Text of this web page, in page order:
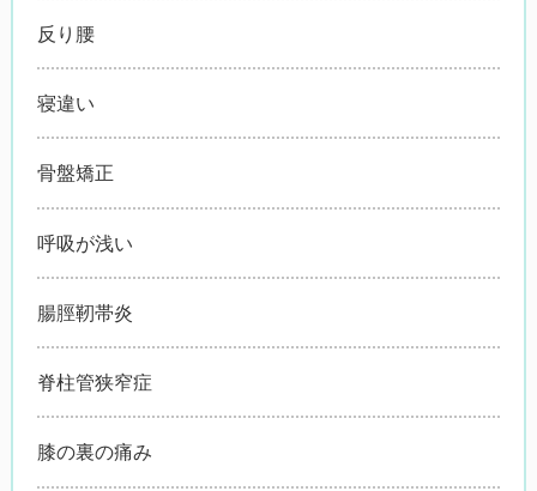
反り腰
寝違い
骨盤矯正
呼吸が浅い
腸脛靭帯炎
脊柱管狭窄症
膝の裏の痛み